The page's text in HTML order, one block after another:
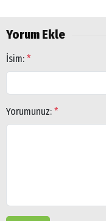
Yorum Ekle
İsim: *
Yorumunuz: *
Popüler